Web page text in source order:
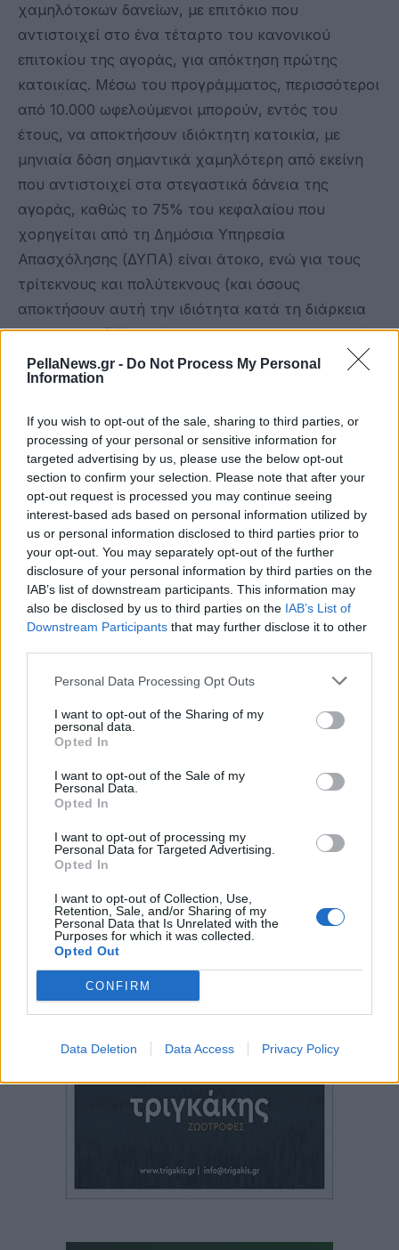
PellaNews.gr - Do Not Process My Personal
Information
If you wish to opt-out of the sale, sharing to third parties, or
processing of your personal or sensitive information for
targeted advertising by us, please use the below opt-out
section to confirm your selection. Please note that after your
opt-out request is processed you may continue seeing
interest-based ads based on personal information utilized by
us or personal information disclosed to third parties prior to
your opt-out. You may separately opt-out of the further
disclosure of your personal information by third parties on the
IAB’s list of downstream participants. This information may
also be disclosed by us to third parties on the IAB’s List of
Downstream Participants that may further disclose it to other
Personal Data Processing Opt Outs
I want to opt-out of the Sharing of my
personal data.
Opted In
I want to opt-out of the Sale of my
Personal Data.
Opted In
I want to opt-out of processing my
Personal Data for Targeted Advertising.
Opted In
I want to opt-out of Collection, Use,
Retention, Sale, and/or Sharing of my
Personal Data that Is Unrelated with the
Purposes for which it was collected.
Opted Out
CONFIRM
Data Deletion Data Access Privacy Policy
χαμηλότοκων δανείων, με επιτόκιο που
αντιστοιχεί στο ένα τέταρτο του κανονικού
επιτοκίου της αγοράς, για απόκτηση πρώτης
κατοικίας. Μέσω του προγράμματος, περισσότεροι
από 10.000 ωφελούμενοι μπορούν, εντός του
έτους, να αποκτήσουν ιδιόκτητη κατοικία, με
μηνιαία δόση σημαντικά χαμηλότερη από εκείνη
που αντιστοιχεί στα στεγαστικά δάνεια της
αγοράς, καθώς το 75% του κεφαλαίου που
χορηγείται από τη Δημόσια Υπηρεσία
Απασχόλησης (ΔΥΠΑ) είναι άτοκο, ενώ για τους
τρίτεκνους και πολύτεκνους (και όσους
αποκτήσουν αυτή την ιδιότητα κατά τη διάρκεια
αποπληρωμής) το δάνειο χορηγείται στο σύνολό
του άτοκα.